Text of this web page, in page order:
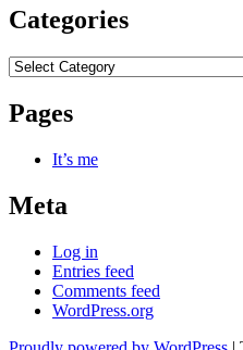
Categories
Categories
Pages
It’s me
Meta
Log in
Entries feed
Comments feed
WordPress.org